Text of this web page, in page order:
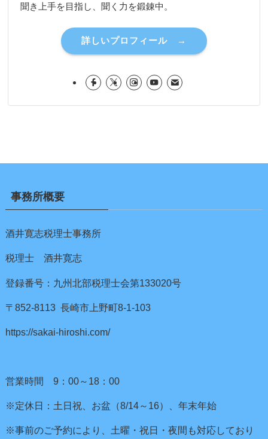
聞き上手を目指し、聞く力を鍛錬中。
詳しいプロフィール →
事務所概要
酒井寛志税理士事務所
税理士 酒井寛志
登録番号：九州北部税理士会第133020号
〒852-8113 長崎市上野町8-1-103
https://sakai-hiroshi.com/
営業時間 9：00～18：00
※定休日：土日祝、お盆（8/14～16）、年末年始
※事前のご予約により、土曜・祝日・夜間も対応しており